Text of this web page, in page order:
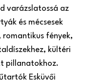
varázslatossá az
és mécsesek
romantikus fények,
kültéri
pillanatokhoz.
Esküvői